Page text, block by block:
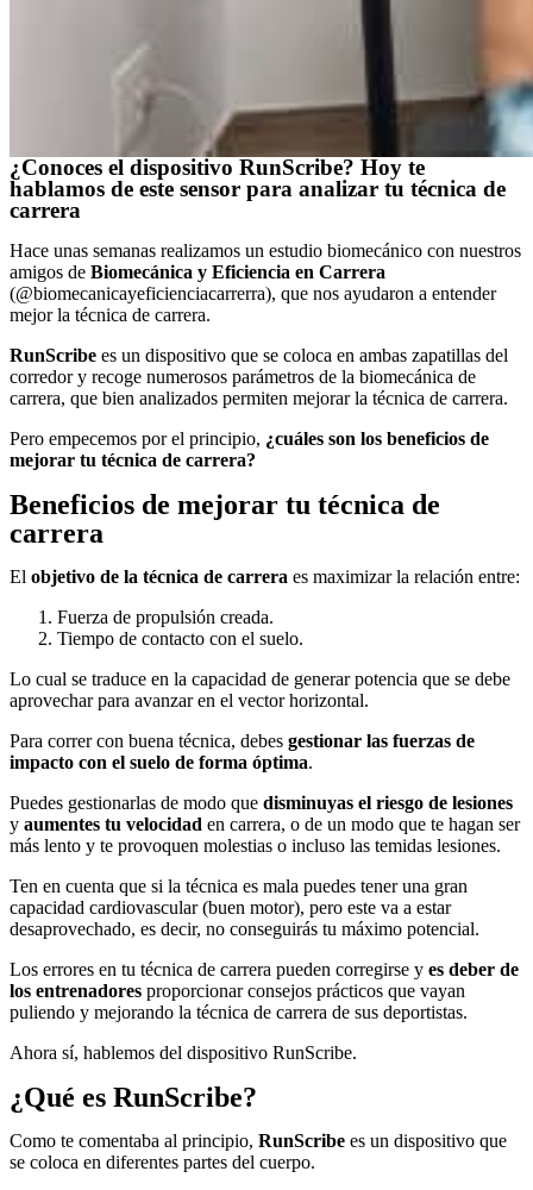
¿Conoces el dispositivo RunScribe? Hoy te
hablamos de este sensor para analizar tu técnica de
carrera
Hace unas semanas realizamos un estudio biomecánico con nuestros
amigos de Biomecánica y Eficiencia en Carrera
(@biomecanicayeficienciacarrerra), que nos ayudaron a entender
mejor la técnica de carrera.
RunScribe es un dispositivo que se coloca en ambas zapatillas del
corredor y recoge numerosos parámetros de la biomecánica de
carrera, que bien analizados permiten mejorar la técnica de carrera.
Pero empecemos por el principio, ¿cuáles son los beneficios de
mejorar tu técnica de carrera?
Beneficios de mejorar tu técnica de
carrera
El objetivo de la técnica de carrera es maximizar la relación entre:
Fuerza de propulsión creada.
Tiempo de contacto con el suelo.
Lo cual se traduce en la capacidad de generar potencia que se debe
aprovechar para avanzar en el vector horizontal.
Para correr con buena técnica, debes gestionar las fuerzas de
impacto con el suelo de forma óptima.
Puedes gestionarlas de modo que disminuyas el riesgo de lesiones
y aumentes tu velocidad en carrera, o de un modo que te hagan ser
más lento y te provoquen molestias o incluso las temidas lesiones.
Ten en cuenta que si la técnica es mala puedes tener una gran
capacidad cardiovascular (buen motor), pero este va a estar
desaprovechado, es decir, no conseguirás tu máximo potencial.
Los errores en tu técnica de carrera pueden corregirse y es deber de
los entrenadores proporcionar consejos prácticos que vayan
puliendo y mejorando la técnica de carrera de sus deportistas.
Ahora sí, hablemos del dispositivo RunScribe.
¿Qué es RunScribe?
Como te comentaba al principio, RunScribe es un dispositivo que
se coloca en diferentes partes del cuerpo.